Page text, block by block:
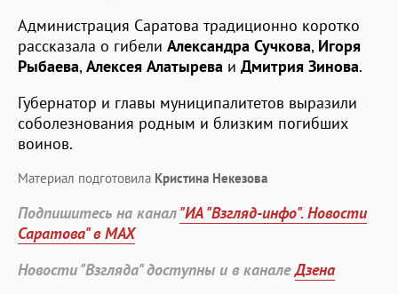
Администрация Саратова традиционно коротко
рассказала о гибели Александра Сучкова, Игоря
Рыбаева, Алексея Алатырева и Дмитрия Зинова.
Губернатор и главы муниципалитетов выразили
соболезнования родным и близким погибших
воинов.
Материал подготовила Кристина Некезова
Подпишитесь на канал"ИА "Взгляд-инфо". Новости
Саратова" в MAX
Новости "Взгляда" доступны и в каналеДзена